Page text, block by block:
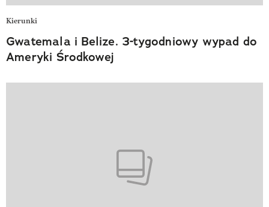
Kierunki
Gwatemala i Belize. 3-tygodniowy wypad do
Ameryki Środkowej